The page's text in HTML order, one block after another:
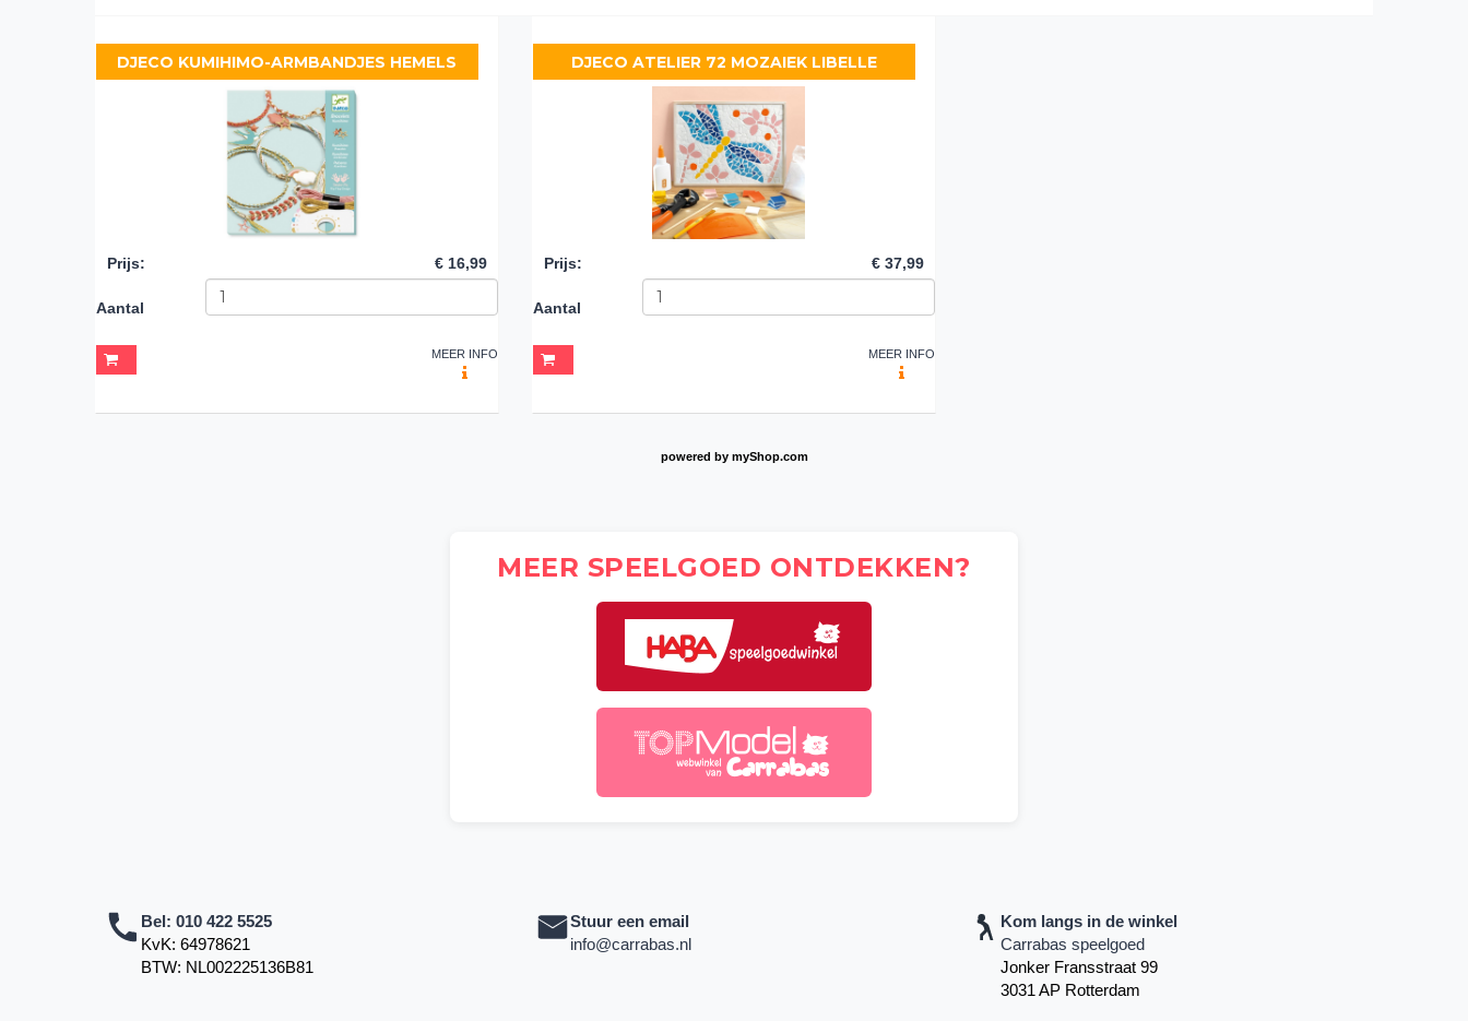
DJECO KUMIHIMO-ARMBANDJES HEMELS
Prijs: € 16,99
Aantal
MEER INFO
DJECO ATELIER 72 MOZAIEK LIBELLE
Prijs: € 37,99
Aantal
MEER INFO
powered by myShop.com
MEER SPEELGOED ONTDEKKEN?
Bel: 010 422 5525
KvK: 64978621
BTW: NL002225136B81
Stuur een email
info@carrabas.nl
Kom langs in de winkel
Carrabas speelgoed
Jonker Fransstraat 99
3031 AP Rotterdam